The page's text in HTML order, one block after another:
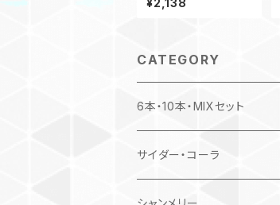
CATEGORY
6本・10本・MIXセット
サイダー・コーラ
ご当地果汁サイダーシリーズ